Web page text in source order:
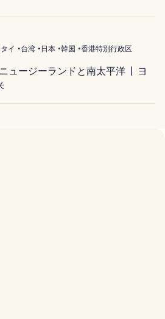
タイ 台湾 日本 韓国 香港特別行政区
ュージーランドと南太平洋
ヨ